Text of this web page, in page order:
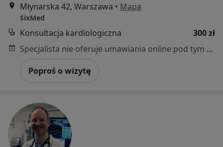
Młynarska 42, Warszawa • Mapa
SixMed
Konsultacja kardiologiczna
300 zł
Specjalista nie oferuje umawiania online pod tym adresem.
Poproś o wizytę